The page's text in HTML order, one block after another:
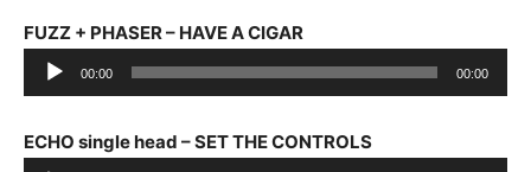
FUZZ + PHASER – HAVE A CIGAR
Audio
Player
00:00 00:00
ECHO single head – SET THE CONTROLS